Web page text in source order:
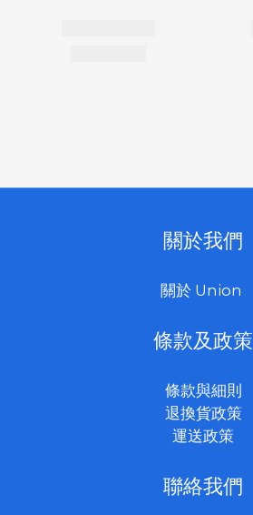
關於我們
關於 Union
條款及政策
條款與細則
退換貨政策
運送政策
聯絡我們